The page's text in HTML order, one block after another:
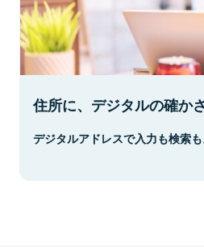
住所に、デジタルの確かさ
デジタルアドレスで入力も検索も